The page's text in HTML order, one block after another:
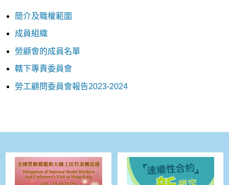
簡介及職權範圍
成員組織
勞顧會的成員名單
轄下專責委員會
勞工顧問委員會報告2023-2024